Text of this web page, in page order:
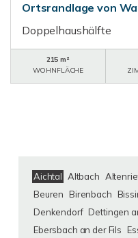
Ortsrandlage von
Doppelhaushälfte
215 m²
WOHNFLÄCHE
Aichtal Altbach
Beuren
Birenbach
Denkendorf Dettingen
Ebersbach an der Fils